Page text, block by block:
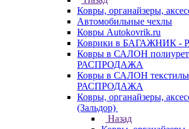
Ковры, органайзеры,
Автомобильные чехлы
Ковры Autokovrik.ru
Коврики в БАГАЖНИК
Ковры в САЛОН
РАСПРОДАЖА
Ковры в САЛОН
РАСПРОДАЖА
Ковры, органайзеры,
(Зальдор)
Назад